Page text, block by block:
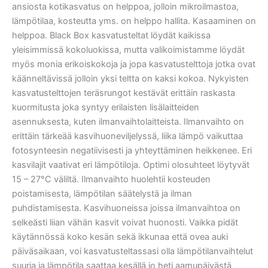
ansiosta kotikasvatus on helppoa, jolloin mikroilmastoa,
lämpötilaa, kosteutta yms. on helppo hallita. Kasaaminen on
helppoa. Black Box kasvatusteltat löydät kaikissa
yleisimmissä kokoluokissa, mutta valikoimistamme löydät
myös monia erikoiskokoja ja jopa kasvatustelttoja jotka ovat
käänneltävissä jolloin yksi teltta on kaksi kokoa. Nykyisten
kasvatustelttojen teräsrungot kestävät erittäin raskasta
kuormitusta joka syntyy erilaisten lisälaitteiden
asennuksesta, kuten ilmanvaihtolaitteista. Ilmanvaihto on
erittäin tärkeää kasvihuoneviljelyssä, liika lämpö vaikuttaa
fotosynteesin negatiivisesti ja yhteyttäminen heikkenee. Eri
kasvilajit vaativat eri lämpötiloja. Optimi olosuhteet löytyvät
15 – 27°C väliltä. Ilmanvaihto huolehtii kosteuden
poistamisesta, lämpötilan säätelystä ja ilman
puhdistamisesta. Kasvihuoneissa joissa ilmanvaihtoa on
selkeästi liian vähän kasvit voivat huonosti. Vaikka pidät
käytännössä koko kesän sekä ikkunaa että ovea auki
päiväsaikaan, voi kasvatusteltassasi olla lämpötilanvaihtelut
suuria ja lämpötila saattaa kesällä jo heti aamupäivästä